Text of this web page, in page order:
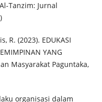
Tanzim: Jurnal
R. (2023). EDUKASI
YANG
Masyarakat Paguntaka,
organisasi dalam